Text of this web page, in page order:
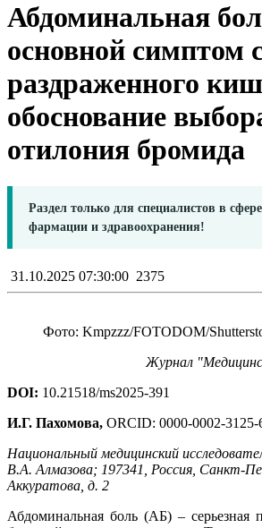
Абдоминальная
основной симптом
раздраженного
обоснование
отилония бромида
Раздел только для специалистов в
фармации и здравоохранения!
31.10.2025 07:30:00 2375
Фото: Kmpzzz/FOTODOM/
Журнал
DOI: 10.21518/ms2025-391
И.Г. Пахомова, ORCID: 0000-0002-3125-
Национальный медицинский
В.А. Алмазова; 197341, Россия, Санкт-
Аккуратова, д. 2
Абдоминальная боль (АБ) – серьезная